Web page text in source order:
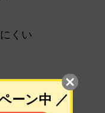
くい